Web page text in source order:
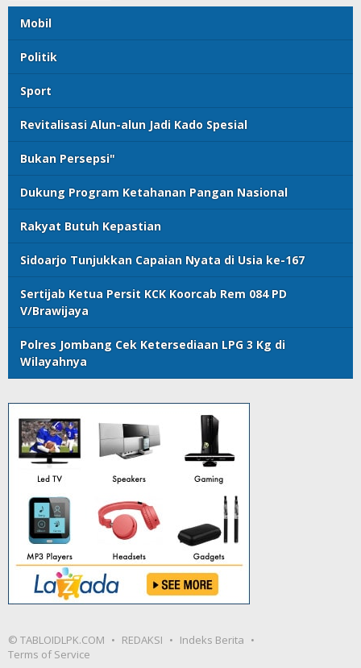
Mobil
Politik
Sport
Revitalisasi Alun-alun Jadi Kado Spesial
Bukan Persepsi"
Dukung Program Ketahanan Pangan Nasional
Rakyat Butuh Kepastian
Sidoarjo Tunjukkan Capaian Nyata di Usia ke-167
Sertijab Ketua Persit KCK Koorcab Rem 084 PD
V/Brawijaya
Polres Jombang Cek Ketersediaan LPG 3 Kg di
Wilayahnya
© TABLOIDLPK.COM REDAKSI
Indeks Berita
Terms of Service